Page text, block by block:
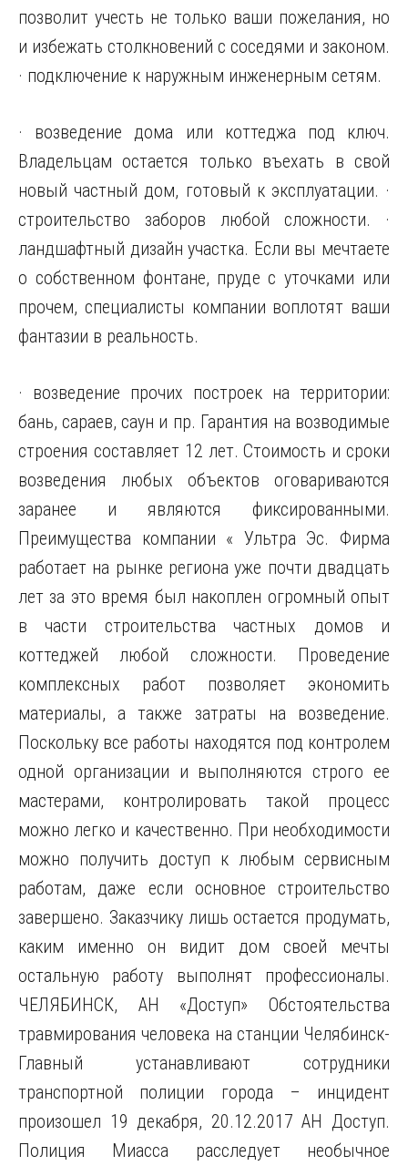
позволит учесть не только ваши пожелания, но
и избежать столкновений с соседями и законом.
· подключение к наружным инженерным сетям.
· возведение дома или коттеджа под ключ.
Владельцам остается только въехать в свой
новый частный дом, готовый к эксплуатации. ·
строительство заборов любой сложности. ·
ландшафтный дизайн участка. Если вы мечтаете
о собственном фонтане, пруде с уточками или
прочем, специалисты компании воплотят ваши
фантазии в реальность.
· возведение прочих построек на территории:
бань, сараев, саун и пр. Гарантия на возводимые
строения составляет 12 лет. Стоимость и сроки
возведения любых объектов оговариваются
заранее и являются фиксированными.
Преимущества компании « Ультра Эс. Фирма
работает на рынке региона уже почти двадцать
лет за это время был накоплен огромный опыт
в части строительства частных домов и
коттеджей любой сложности. Проведение
комплексных работ позволяет экономить
материалы, а также затраты на возведение.
Поскольку все работы находятся под контролем
одной организации и выполняются строго ее
мастерами, контролировать такой процесс
можно легко и качественно. При необходимости
можно получить доступ к любым сервисным
работам, даже если основное строительство
завершено. Заказчику лишь остается продумать,
каким именно он видит дом своей мечты
остальную работу выполнят профессионалы.
ЧЕЛЯБИНСК, АН «Доступ» Обстоятельства
травмирования человека на станции Челябинск-
Главный устанавливают сотрудники
транспортной полиции города – инцидент
произошел 19 декабря, 20.12.2017 АН Доступ.
Полиция Миасса расследует необычное